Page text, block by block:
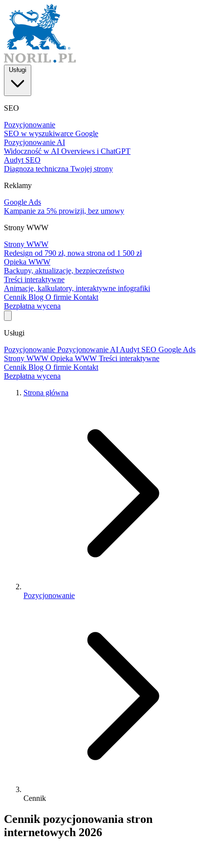
Usługi
SEO
Pozycjonowanie
SEO w wyszukiwarce Google
Pozycjonowanie AI
Widoczność w AI Overviews i ChatGPT
Audyt SEO
Diagnoza techniczna Twojej strony
Reklamy
Google Ads
Kampanie za 5% prowizji, bez umowy
Strony WWW
Strony WWW
Redesign od 790 zł, nowa strona od 1 500 zł
Opieka WWW
Backupy, aktualizacje, bezpieczeństwo
Treści interaktywne
Animacje, kalkulatory, interaktywne infografiki
Cennik Blog O firmie Kontakt
Bezpłatna wycena
Usługi
Pozycjonowanie Pozycjonowanie AI Audyt SEO Google Ads
Strony WWW Opieka WWW Treści interaktywne
Cennik Blog O firmie Kontakt
Bezpłatna wycena
Strona główna
Pozycjonowanie
Cennik
Cennik pozycjonowania stron
internetowych 2026